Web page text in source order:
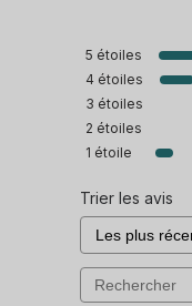
5 étoiles
4 étoiles
3 étoiles
2 étoiles
1 étoile
Trier les avis